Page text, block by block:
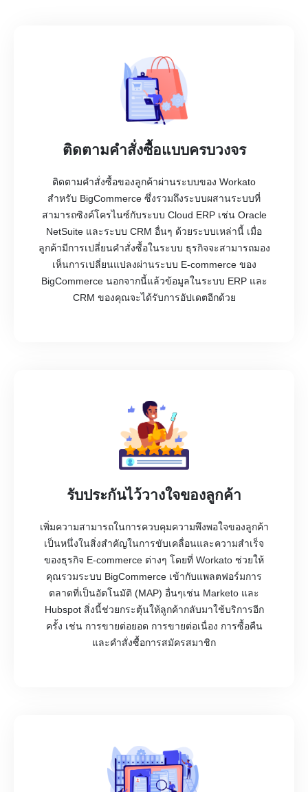
ติดตามคำสั่งซื้อแบบครบวงจร
ติดตามคำสั่งซื้อของลูกค้าผ่านระบบของ Workato
สำหรับ BigCommerce ซึ่งรวมถึงระบบผสานระบบที่
สามารถซิงค์โครไนซ์กับระบบ Cloud ERP เช่น Oracle
NetSuite และระบบ CRM อื่นๆ ด้วยระบบเหล่านี้ เมื่อ
ลูกค้ามีการเปลี่ยนคำสั่งซื้อในระบบ ธุรกิจจะสามารถมอง
เห็นการเปลี่ยนแปลงผ่านระบบ E-commerce ของ
BigCommerce นอกจากนี้แล้วข้อมูลในระบบ ERP และ
CRM ของคุณจะได้รับการอัปเดตอีกด้วย
รับประกันไว้วางใจของลูกค้า
เพิ่มความสามารถในการควบคุมความพึงพอใจของลูกค้า
เป็นหนึ่งในสิ่งสำคัญในการขับเคลื่อนและความสำเร็จ
ของธุรกิจ E-commerce ต่างๆ โดยที่ Workato ช่วยให้
คุณรวมระบบ BigCommerce เข้ากับแพลตฟอร์มการ
ตลาดที่เป็นอัตโนมัติ (MAP) อื่นๆเช่น Marketo และ
Hubspot สิ่งนี้ช่วยกระตุ้นให้ลูกค้ากลับมาใช้บริการอีก
ครั้ง เช่น การขายต่อยอด การขายต่อเนื่อง การซื้อคืน
และคำสั่งซื้อการสมัครสมาชิก